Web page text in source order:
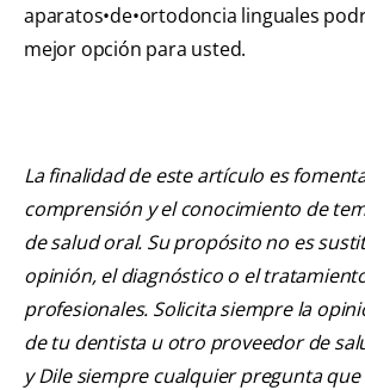
aparatos•de•ortodoncia linguales
mejor opción para usted.
La finalidad de este artículo es
comprensión y el conocimiento de
de salud oral. Su propósito no es
opinión, el diagnóstico o el
profesionales. Solicita siempre la
de tu dentista u otro proveedor de
y Dile siempre cualquier pregunta que